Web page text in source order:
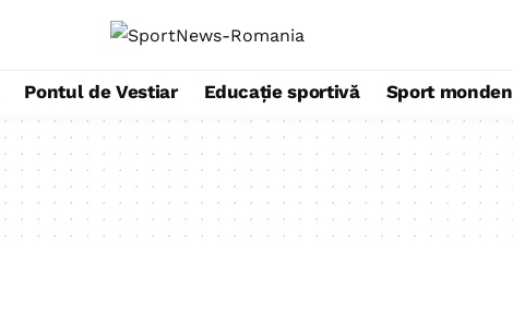
Pontul de Vestiar Educație sportivă Sport monden